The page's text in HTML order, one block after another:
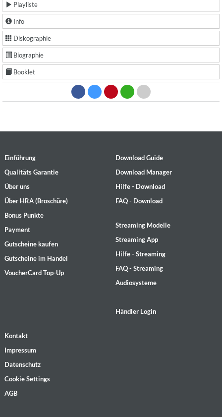
Playliste
Info
Diskographie
Biographie
Booklet
Einführung
Qualitäts Garantie
Über uns
Über HRA (Broschüre)
Bonus Punkte
Payment
Gutscheine kaufen
Gutscheine im Handel
VoucherCard Top-Up
Download Guide
Download Manager
Hilfe - Download
FAQ - Download
Streaming Modelle
Streaming App
Hilfe - Streaming
FAQ - Streaming
Audiosysteme
Händler Login
Kontakt
Impressum
Datenschutz
Cookie Settings
AGB